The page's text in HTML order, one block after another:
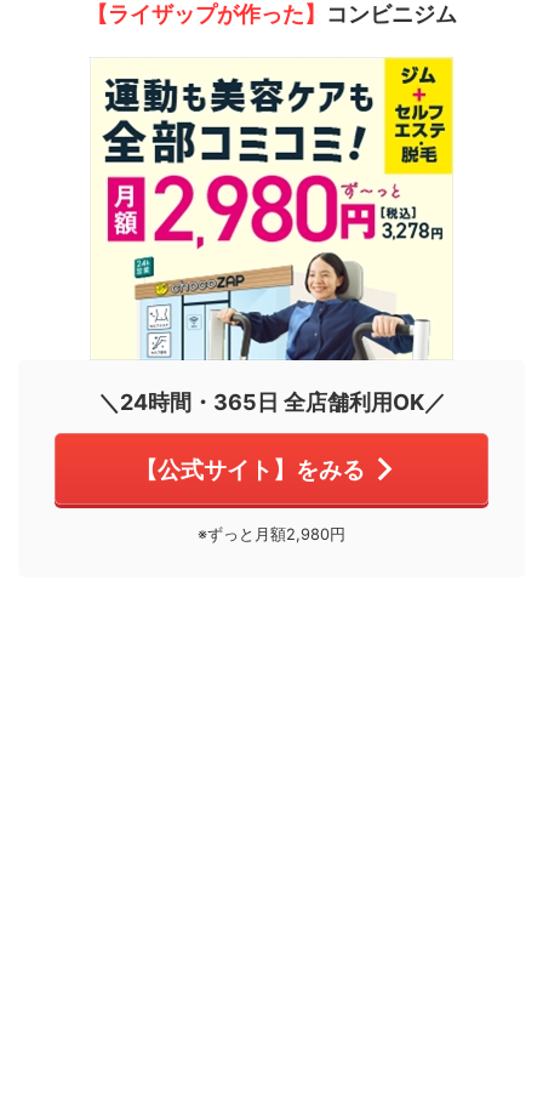
【ライザップが作った】 コンビニジム
＼24時間・365日 全店舗利用OK／
【公式サイト】をみる
※ずっと月額2,980円